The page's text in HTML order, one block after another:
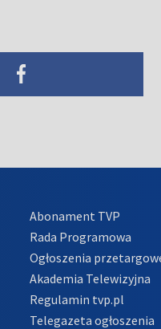
Abonament TVP
Rada Programowa
Ogłoszenia
Akademia Telewizyjna
Regulamin tvp.pl
Telegazeta ogłoszenia